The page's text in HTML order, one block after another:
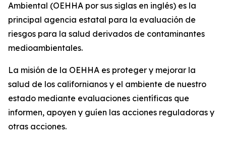
Ambiental (OEHHA por sus siglas en inglés) es la
principal agencia estatal para la evaluación de
riesgos para la salud derivados de contaminantes
medioambientales.
La misión de la OEHHA es proteger y mejorar la
salud de los californianos y el ambiente de nuestro
estado mediante evaluaciones científicas que
informen, apoyen y guíen las acciones reguladoras y
otras acciones.